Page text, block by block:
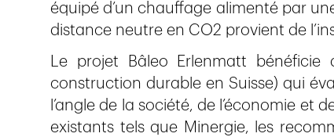
équipé d’un chauffage alimenté par
distance neutre en CO2 provient de
Le projet Bâleo Erlenmatt bénéficie
construction durable en Suisse) qui
l’angle de la société, de l’économie et
existants tels que Minergie, les